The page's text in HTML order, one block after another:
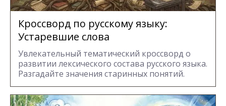
Кроссворд по русскому языку:
Устаревшие слова
Увлекательный тематический кроссворд о
развитии лексического состава русского языка.
Разгадайте значения старинных понятий.